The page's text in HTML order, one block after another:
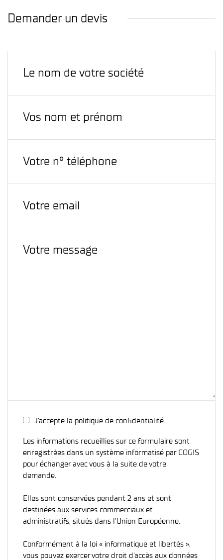
Demander un devis
J’accepte la politique de confidentialité.
Les informations recueillies sur ce formulaire sont
enregistrées dans un système informatisé par COGIS
pour échanger avec vous à la suite de votre
demande.
Elles sont conservées pendant 2 ans et sont
destinées aux services commerciaux et
administratifs, situés dans l'Union Européenne.
Conformément à la loi « informatique et libertés »,
vous pouvez exercer votre droit d'accès aux données